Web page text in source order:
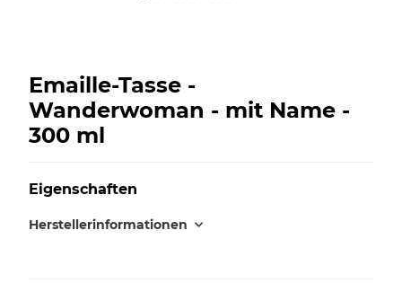
Emaille-Tasse -
Wanderwoman - mit Name -
300 ml
Eigenschaften
Herstellerinformationen